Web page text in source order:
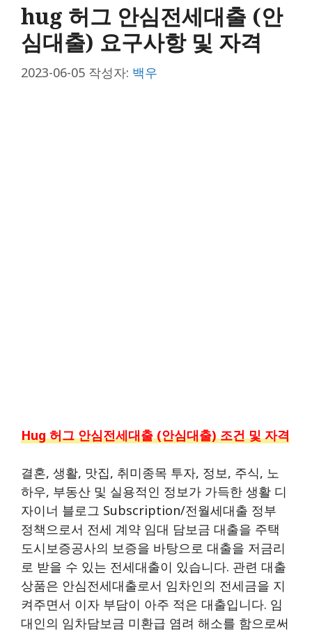
hug 허그 안심전세대출 (안
심대출) 요구사항 및 자격
2023-06-05 작성자: 백우
Hug 허그 안심전세대출 (안심대출) 조건 및 자격
결혼, 생활, 맛집, 취미종목 투자, 정보, 주식, 노
하우, 부동산 및 실용적인 정보가 가득한 생활 디
자이너 블로그 Subscription/전월세대출 정부
정책으로서 전세 계약 임대 담보금 대출을 주택
도시보증공사의 보증을 바탕으로 대출을 저금리
로 받을 수 있는 전세대출이 있습니다. 관련 대출
상품은 안심전세대출로서 임차인의 전세금을 지
켜주면서 이자 부담이 아주 적은 대출입니다. 임
대인의 임차담보금 미환급 염려 해소를 함으로써